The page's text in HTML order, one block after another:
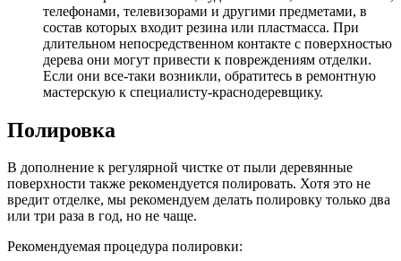
телефонами, телевизорами и другими предметами, в
состав которых входит резина или пластмасса. При
длительном непосредственном контакте с поверхностью
дерева они могут привести к повреждениям отделки.
Если они все-таки возникли, обратитесь в ремонтную
мастерскую к специалисту-краснодеревщику.
Полировка
В дополнение к регулярной чистке от пыли деревянные
поверхности также рекомендуется полировать. Хотя это не
вредит отделке, мы рекомендуем делать полировку только два
или три раза в год, но не чаще.
Рекомендуемая процедура полировки: